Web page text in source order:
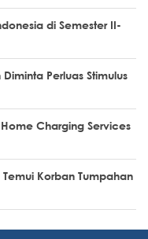
di Semester II-
Perluas Stimulus
Charging Services
Korban Tumpahan